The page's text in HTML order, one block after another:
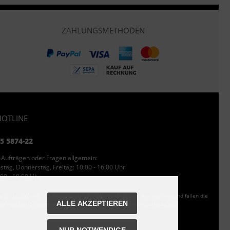
ZAHLUNGSMETHODEN
5874-22
oder Fragen allgemein:
Donnerstag, Freitag: 10:00 - 16:00 Uhr
- 18:00 Uhr
Ortstarif DE, mit Flatratevertrag natürlich kostenlos. Aus dem Ausland fallen die
Auslandsgebühren an. Anrufe aus dem Handynetz können abweichen.
ALLE AKZEPTIEREN